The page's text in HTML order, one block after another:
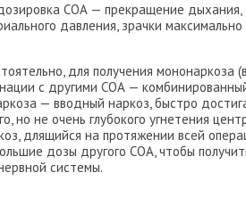
СОА — прекращение дыхания,
давления, зрачки
для получения мононаркоза
с другими СОА —
— вводный наркоз, быстро
но не очень глубокого угнетения
длящийся на протяжении всей
дозы другого СОА, чтобы
системы.